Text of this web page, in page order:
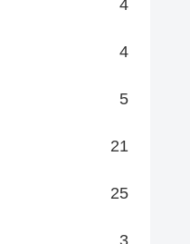
4
4
5
21
25
3